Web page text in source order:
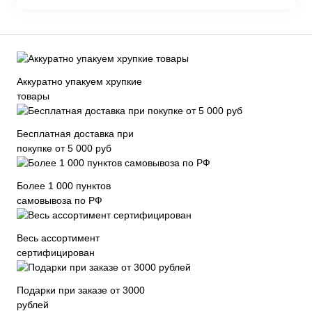
Аккуратно упакуем хрупкие
товары
Бесплатная доставка при
покупке от 5 000 руб
Более 1 000 пунктов
самовывоза по РФ
Весь ассортимент
сертифицирован
Подарки при заказе от 3000
рублей